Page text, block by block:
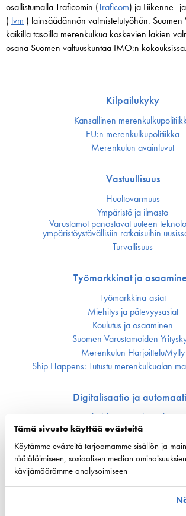
Tämä sivusto käyttää evästeitä
Käytämme evästeitä tarjoamamme sisällön ja
räätälöimiseen, sosiaalisen median
kävijämäärämme analysoimiseen
osallistumalla Traficomin (Traficom) ja Liikenne-
( lvm ) lainsäädännön valmistelutyöhön. Suomen
kaikilla tasoilla merenkulkua koskevien lakien
osana Suomen valtuuskuntaa IMO:n kokouksissa.
Kilpailukyky
Kansallinen
EU:n merenkulku­politiikka
Merenkulun avainluvut
Vastuullisuus
Huoltovarmuus
Ympäristö ja ilmasto
Varustamot panostavat uuteen
ympäristöystävällisiin ratkaisuihin
Turvallisuus
Työmarkkinat ja
Työmarkkina-asiat
Miehitys ja pätevyys­asiat
Koulutus ja osaaminen
Suomen Varustamoiden
Merenkulun HarjoitteluMylly
Ship Happens: Tutustu merenkulkualan
Digitalisaatio ja
Alusliikenteen tilannekuva
Meriklusteri
Tulevat tapahtumat
Tuulta purjeisiin – merenkulku